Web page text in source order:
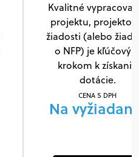
Kvalitné
projektu,
žiadosti (alebo
o NFP) je
krokom k získaniu
dotácie.
CENA S DPH
Na